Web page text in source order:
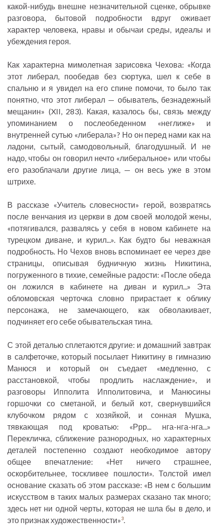
какой-нибудь внешне незначительной сценке, обрывке
разговора, бытовой подробности вдруг оживает
характер человека, нравы и обычаи среды, идеалы и
убеждения героя.
Как характерна мимолетная зарисовка Чехова: «Когда
этот либерал, пообедав без сюртука, шел к себе в
спальню и я увидел на его спине помочи, то было так
понятно, что этот либерал — обыватель, безнадежный
мещанин» (XII, 283). Какая, казалось бы, связь между
упоминанием о послеобеденном «неглиже» и
внутренней сутью «либерала»? Но он перед нами как на
ладони, сытый, самодовольный, благодушный. И не
надо, чтобы он говорил нечто «либеральное» или чтобы
его разоблачали другие лица, — он весь уже в этом
штрихе.
В рассказе «Учитель словесности» герой, возвратясь
после венчания из церкви в дом своей молодой жены,
«потягивался, развалясь у себя в новом кабинете на
турецком диване, и курил...». Как будто бы неважная
подробность. Но Чехов вновь вспоминает ее через две
страницы, описывая будничную жизнь Никитина,
погруженного в тихие, семейные радости: «После обеда
он ложился в кабинете на диван и курил...» Эта
обломовская черточка словно прирастает к облику
персонажа, не замечающего, как обволакивает,
подчиняет его себе обывательская тина.
С этой деталью сплетаются другие: и домашний завтрак
в салфеточке, который посылает Никитину в гимназию
Манюся и который он съедает «медленно, с
расстановкой, чтобы продлить наслаждение», и
разговоры Ипполита Ипполитовича, и Манюсины
горшочки со сметаной, и белый кот, свернувшийся
клубочком рядом с хозяйкой, и сонная Мушка,
тявкающая под кроватью: «Ррр... нга-нга-нга...»
Перекличка, сближение разнородных, но характерных
деталей постепенно создают необходимое автору
общее впечатление: «Нет ничего страшнее,
оскорбительнее, тоскливее пошлости». Толстой имел
основание сказать об этом рассказе: «В нем с большим
искусством в таких малых размерах сказано так много;
здесь нет ни одной черты, которая не шла бы в дело, и
это признак художественности»3.